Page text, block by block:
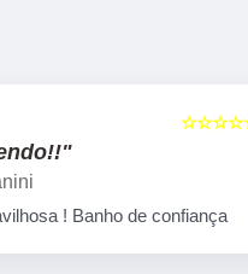
banho de confiança